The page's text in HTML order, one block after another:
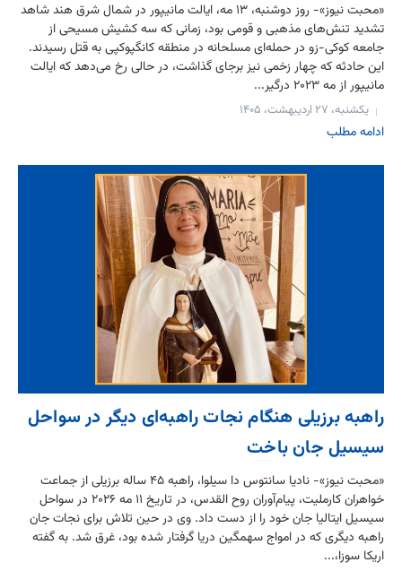
«محبت نیوز»- روز دوشنبه، ۱۳ مه، ایالت مانیپور در شمال شرق هند شاهد
تشدید تنش‌های مذهبی و قومی بود، زمانی که سه کشیش مسیحی از
جامعه کوکی-زو در حمله‌ای مسلحانه در منطقه کانگپوکپی به قتل رسیدند.
این حادثه که چهار زخمی نیز برجای گذاشت، در حالی رخ می‌دهد که ایالت
مانیپور از مه ۲۰۲۳ درگیر...
یکشنبه، ۲۷ اردیبهشت، ۱۴۰۵
ادامه مطلب
راهبه برزیلی هنگام نجات راهبه‌ای دیگر در سواحل
سیسیل جان باخت
«محبت نیوز»- نادیا سانتوس دا سیلوا، راهبه ۴۵ ساله برزیلی از جماعت
خواهران کارملیت، پیام‌آوران روح القدس، در تاریخ ۱۱ مه ۲۰۲۶ در سواحل
سیسیل ایتالیا جان خود را از دست داد. وی در حین تلاش برای نجات جان
راهبه دیگری که در امواج سهمگین دریا گرفتار شده بود، غرق شد. به گفته
اریکا سوزا،...